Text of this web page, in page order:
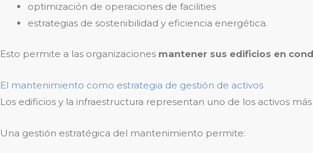
optimización de operaciones de facilities
estrategias de sostenibilidad y eficiencia energética.
Esto permite a las organizaciones mantener sus edificios en
El mantenimiento como estrategia de gestión de activos
Los edificios y la infraestructura representan uno de los activos
Una gestión estratégica del mantenimiento permite: